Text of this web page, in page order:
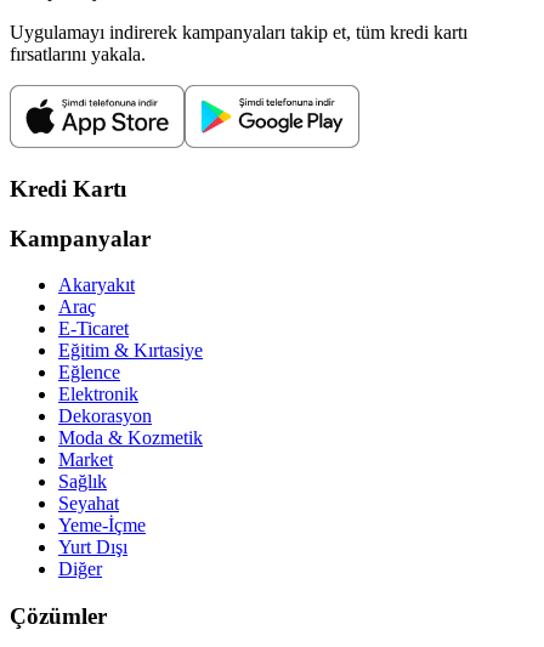
Uygulamayı indirerek kampanyaları takip et, tüm kredi kartı
fırsatlarını yakala.
Kredi Kartı
Kampanyalar
Akaryakıt
Araç
E-Ticaret
Eğitim & Kırtasiye
Eğlence
Elektronik
Dekorasyon
Moda & Kozmetik
Market
Sağlık
Seyahat
Yeme-İçme
Yurt Dışı
Diğer
Çözümler